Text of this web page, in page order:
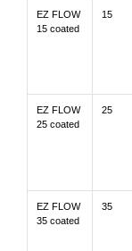
EZ FLOW
15 coated
15
EZ FLOW
25 coated
25
EZ FLOW
35 coated
35